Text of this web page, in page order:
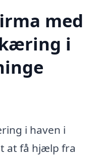
med
i
i haven i
at få hjælp fra